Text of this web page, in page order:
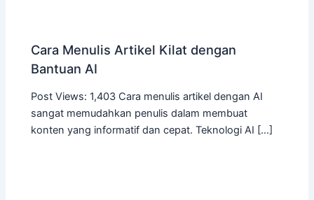
Cara Menulis Artikel Kilat dengan
Bantuan AI
Post Views: 1,403 Cara menulis artikel dengan AI
sangat memudahkan penulis dalam membuat
konten yang informatif dan cepat. Teknologi AI […]